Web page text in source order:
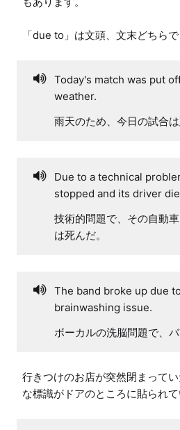
「due to」は文頭、文末どちらで
Today's match was put
weather.
雨天のため、今日の試合は
Due to a technical
stopped and its driver
技術的問題で、その自動
は死んだ。
The band broke up due
brainwashing issue.
ボーカルの洗脳問題で、バ
行きつけのお店が突然閉まって
な標識がドアのところに貼られて